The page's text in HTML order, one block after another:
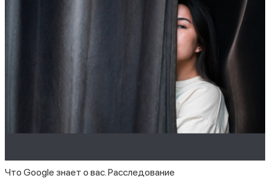
Что Google знает о вас. Расследование